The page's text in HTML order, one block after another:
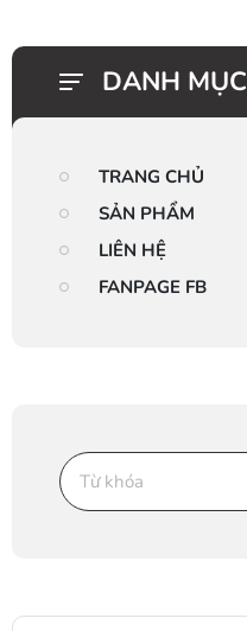
DANH MỤC
TRANG CHỦ
SẢN PHẨM
LIÊN HỆ
FANPAGE FB